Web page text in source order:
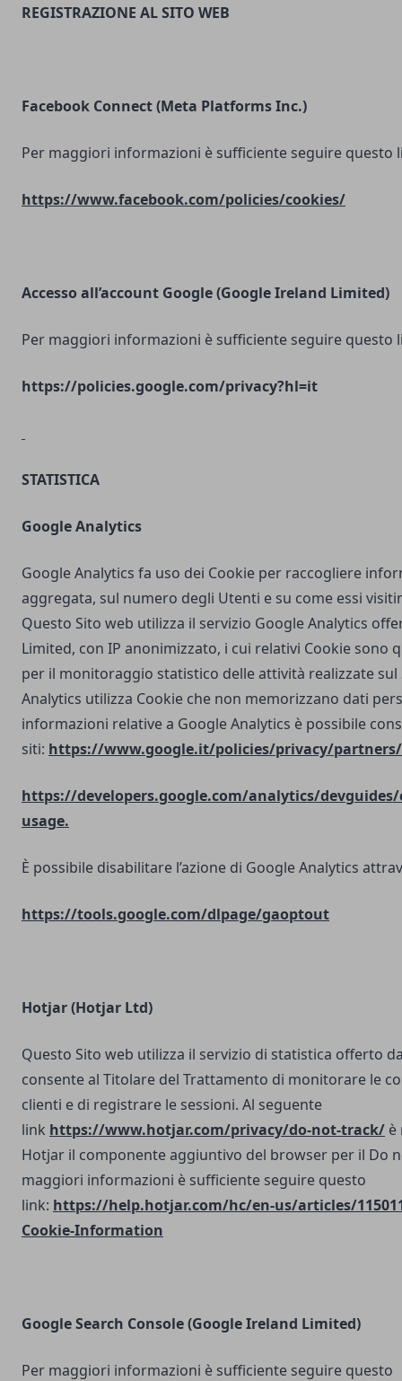
REGISTRAZIONE AL SITO WEB
Facebook Connect (Meta Platforms Inc.)
Per maggiori informazioni è sufficiente seguire questo
https://www.facebook.com/policies/cookies/
Accesso all’account Google (Google Ireland Limited)
Per maggiori informazioni è sufficiente seguire questo
https://policies.google.com/privacy?hl=it
STATISTICA
Google Analytics
Google Analytics fa uso dei Cookie per raccogliere
aggregata, sul numero degli Utenti e su come essi
Questo Sito web utilizza il servizio Google Analytics
Limited, con IP anonimizzato, i cui relativi Cookie sono
per il monitoraggio statistico delle attività realizzate sul
Analytics utilizza Cookie che non memorizzano dati
informazioni relative a Google Analytics è possibile
siti: https://www.google.it/policies/privacy/partners/
https://developers.google.com/analytics/
usage.
È possibile disabilitare l’azione di Google Analytics
https://tools.google.com/dlpage/gaoptout
Hotjar (Hotjar Ltd)
Questo Sito web utilizza il servizio di statistica offerto
consente al Titolare del Trattamento di monitorare le
clienti e di registrare le sessioni. Al seguente
link https://www.hotjar.com/privacy/do-not-track/ è
Hotjar il componente aggiuntivo del browser per il Do
maggiori informazioni è sufficiente seguire questo
link: https://help.hotjar.com/hc/en-us/articles/
Cookie-Information
Google Search Console(Google Ireland Limited)
Per maggiori informazioni è sufficiente seguire questo